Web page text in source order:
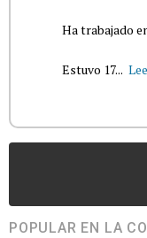
Ha trabajado
Estuvo 17...
POPULAR EN LA